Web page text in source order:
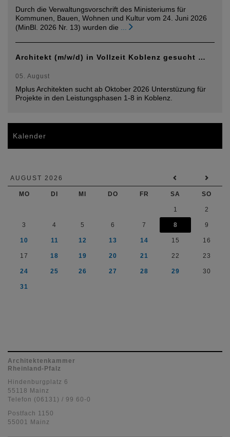
Durch die Verwaltungsvorschrift des Ministeriums für
Kommunen, Bauen, Wohnen und Kultur vom 24. Juni 2026
(MinBl. 2026 Nr. 13) wurden die
Architekt (m/w/d) in Vollzeit Koblenz gesucht …
05. August
Mplus Architekten sucht ab Oktober 2026 Unterstüzung für
Projekte in den Leistungsphasen 1-8 in Koblenz.
Kalender
AUGUST 2026
MO DI MI DO FR SA SO
1 2
3 4 5 6 7 8 9
10 11 12 13 14 15 16
17 18 19 20 21 22 23
24 25 26 27 28 29 30
31
Architektenkammer
Rheinland-Pfalz
Hindenburgplatz 6
55118 Mainz
Telefon (06131) / 99 60-0
Postfach 1150
55001 Mainz